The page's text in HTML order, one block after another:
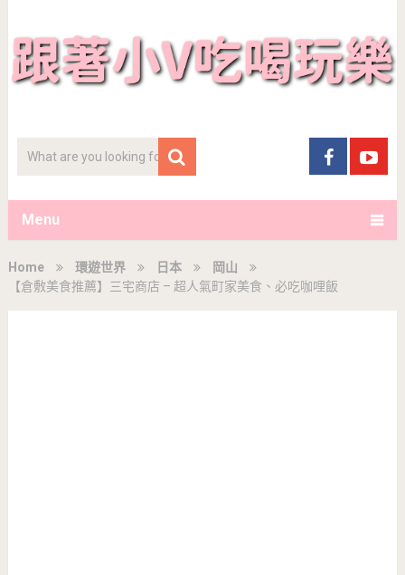
Menu
Home 環遊世界 日本
岡山
【倉敷美食推薦】三宅商店 – 超人氣町家美食、必吃咖哩飯